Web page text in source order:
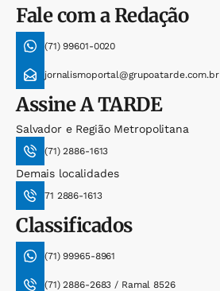
Fale com a Redação
(71) 99601-0020
jornalismoportal@grupoatarde.com.br
AssineA TARDE
Salvador e Região Metropolitana
(71) 2886-1613
Demais localidades
71 2886-1613
Classificados
(71) 99965-8961
(71) 2886-2683 / Ramal 8526